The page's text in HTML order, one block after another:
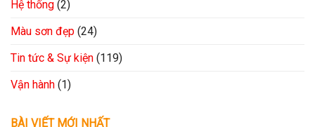
Hệ thống (2)
Màu sơn đẹp (24)
Tin tức & Sự kiện (119)
Vận hành (1)
BÀI VIẾT MỚI NHẤT